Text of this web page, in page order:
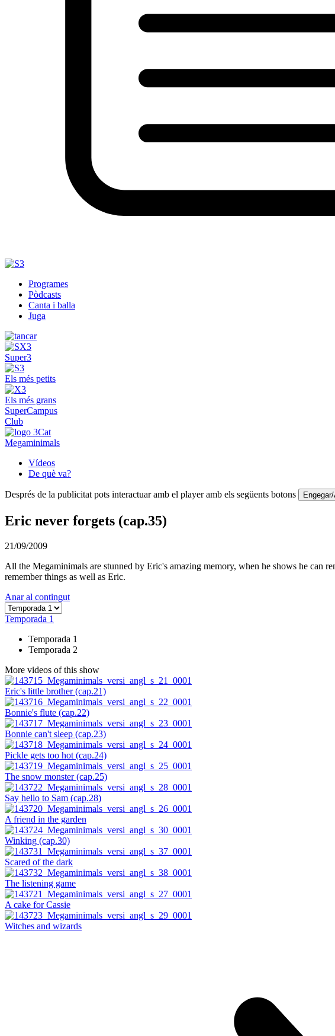
Programes
Pòdcasts
Canta i balla
Juga
Super3
Els més petits
Els més grans
SuperCampus
Club
Megaminimals
Vídeos
De què va?
Després de la publicitat pots interactuar amb el player amb els següents botons
Eric never forgets (cap.35)
21/09/2009
All the Megaminimals are stunned by Eric's amazing memory, when he shows he can
remember things as well as Eric.
Anar al contingut
Temporada 1
Temporada 1
Temporada 2
More videos of this show
Eric's little brother (cap.21)
Bonnie's flute (cap.22)
Bonnie can't sleep (cap.23)
Pickle gets too hot (cap.24)
The snow monster (cap.25)
Say hello to Sam (cap.28)
A friend in the garden
Winking (cap.30)
Scared of the dark
The listening game
A cake for Cassie
Witches and wizards